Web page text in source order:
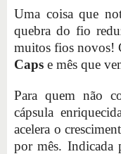
Uma coisa que
quebra do fio
muitos fios novos!
Caps e mês que
Para quem não
cápsula
acelera o
por mês. Indicada